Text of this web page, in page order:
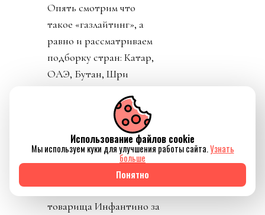
Опять смотрим что
такое «газлайтинг», а
равно и рассматриваем
подборку стран: Катар,
ОАЭ, Бутан, Шри
Федерация футбола
Конго пришла тоже
уточнить, где за
поддержку Инфантино
им выдадут их взятку и
поблагодарить лично
товарища Инфантино за
Использование файлов cookie
Мы используем куки для улучшения работы сайта.Узнать
больше
Понятно